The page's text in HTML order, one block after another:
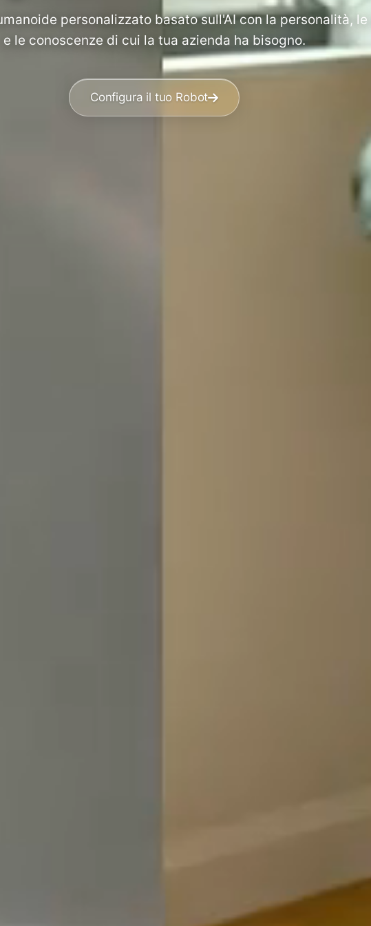
personalizzato basato sull'AI con la personalità,
e le conoscenze di cui la tua azienda ha bisogno.
Configura il tuo Robot